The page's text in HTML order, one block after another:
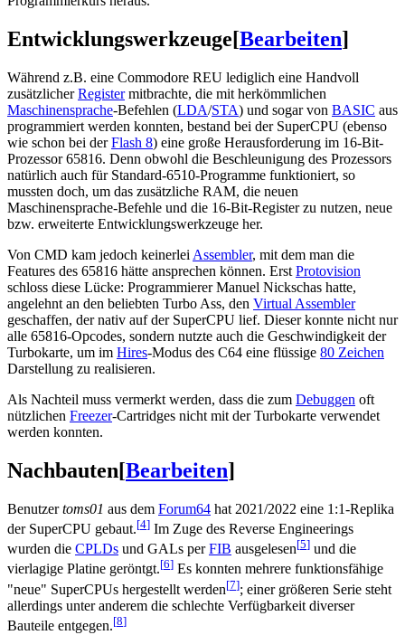
Entwicklungswerkzeuge[Bearbeiten]
Während z.B. eine Commodore REU lediglich eine Handvoll
zusätzlicherRegistermitbrachte, die mit herkömmlichen
Maschinensprache-Befehlen (LDA/STA) und sogar von BASIC aus
programmiert werden konnten, bestand bei der SuperCPU (ebenso
wie schon bei derFlash 8) eine große Herausforderung im 16-Bit-
Prozessor 65816. Denn obwohl die Beschleunigung des Prozessors
natürlich auch für Standard-6510-Programme funktioniert, so
mussten doch, um das zusätzliche RAM, die neuen
Maschinensprache-Befehle und die 16-Bit-Register zu nutzen, neue
bzw. erweiterte Entwicklungswerkzeuge her.
Von CMD kam jedoch keinerlei Assembler, mit dem man die
Features des 65816 hätte ansprechen können. Erst Protovision
schloss diese Lücke: Programmierer Manuel Nickschas hatte,
angelehnt an den beliebten Turbo Ass, den Virtual Assembler
geschaffen, der nativ auf der SuperCPU lief. Dieser konnte nicht nur
alle 65816-Opcodes, sondern nutzte auch die Geschwindigkeit der
Turbokarte, um im Hires-Modus des C64 eine flüssige 80 Zeichen
Darstellung zu realisieren.
Als Nachteil muss vermerkt werden, dass die zum Debuggen oft
nützlichen Freezer-Cartridges nicht mit der Turbokarte verwendet
werden konnten.
Nachbauten[Bearbeiten]
Benutzertoms01 aus dem Forum64 hat 2021/2022 eine 1:1-Replika
der SuperCPU gebaut.[4] Im Zuge des Reverse Engineerings
wurden die CPLDs und GALs perFIB ausgelesen[5] und die
vierlagige Platine geröntgt.[6] Es konnten mehrere funktionsfähige
"neue" SuperCPUs hergestellt werden[7]; einer größeren Serie steht
allerdings unter anderem die schlechte Verfügbarkeit diverser
Bauteile entgegen.[8]